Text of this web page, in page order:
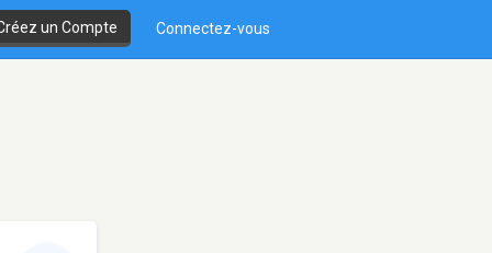
un Compte Connectez-vous